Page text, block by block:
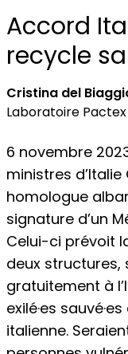
Accord
recycle
Cristina del
Laboratoire Pactex
6 novembre
ministres
homologue
signature d’un
Celui-ci prévoit
deux structures,
gratuitement à
exilé·es
italienne.